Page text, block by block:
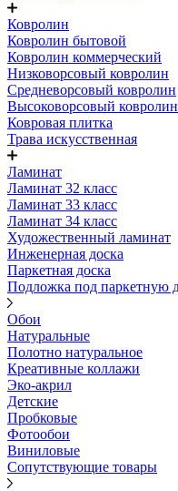
Ковролин
Ковролин бытовой
Ковролин коммерческий
Низковорсовый ковролин
Средневорсовый ковролин
Высоковорсовый ковролин
Ковровая плитка
Трава искусственная
Ламинат
Ламинат 32 класс
Ламинат 33 класс
Ламинат 34 класс
Художественный ламинат
Инженерная доска
Паркетная доска
Подложка под паркетную
Обои
Натуральные
Полотно натуральное
Креативные коллажи
Эко-акрил
Детские
Пробковые
Фотообои
Виниловые
Сопутствующие товары